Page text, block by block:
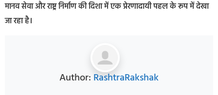
मानव सेवा और राष्ट्र निर्माण की दिशा में एक प्रेरणादायी पहल के रूप में देखा
जा रहा है।
Author: RashtraRakshak